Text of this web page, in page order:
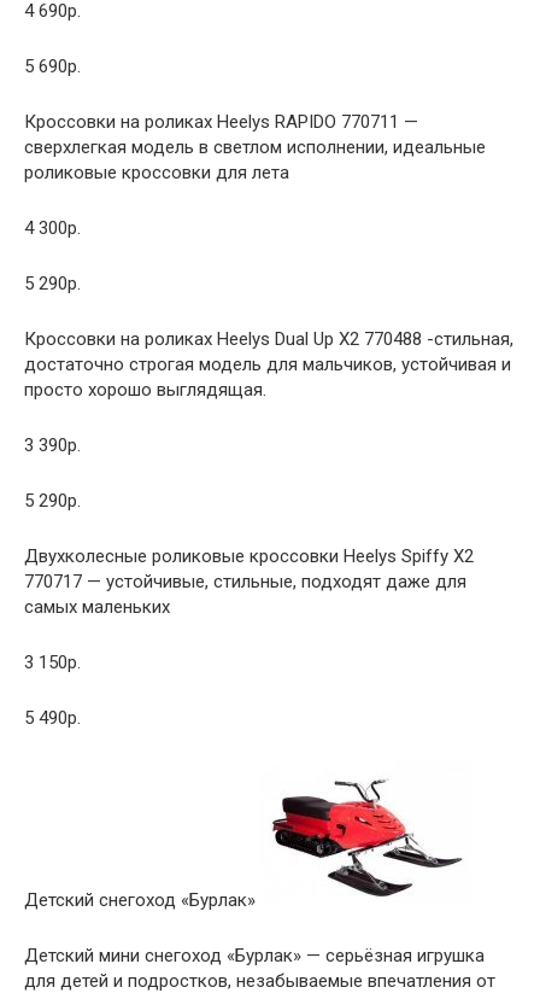
4 690р.
5 690р.
Кроссовки на роликах Heelys RAPIDO 770711 —
сверхлегкая модель в светлом исполнении, идеальные
роликовые кроссовки для лета
4 300р.
5 290р.
Кроссовки на роликах Heelys Dual Up X2 770488 -стильная,
достаточно строгая модель для мальчиков, устойчивая и
просто хорошо выглядящая.
3 390р.
5 290р.
Двухколесные роликовые кроссовки Heelys Spiffy X2
770717 — устойчивые, стильные, подходят даже для
самых маленьких
3 150р.
5 490р.
Детский снегоход «Бурлак»
Детский мини снегоход «Бурлак» — серьёзная игрушка
для детей и подростков, незабываемые впечатления от